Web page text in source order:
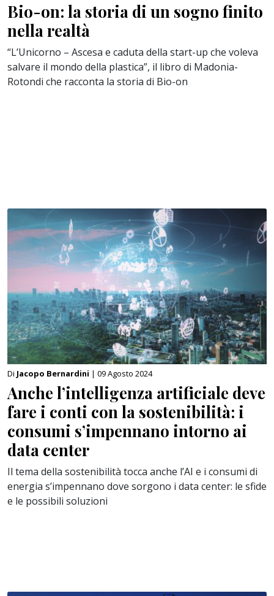
Bio-on: la storia di un sogno finito
nella realtà
“L’Unicorno – Ascesa e caduta della start-up che voleva
salvare il mondo della plastica”, il libro di Madonia-
Rotondi che racconta la storia di Bio-on
Di Jacopo Bernardini | 09 Agosto 2024
Anche l’intelligenza artificiale deve
fare i conti con la sostenibilità: i
consumi s’impennano intorno ai
data center
Il tema della sostenibilità tocca anche l’AI e i consumi di
energia s’impennano dove sorgono i data center: le sfide
e le possibili soluzioni